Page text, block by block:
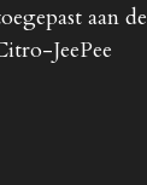
aan de
JeePee